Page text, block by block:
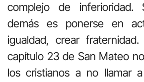
complejo de
demás es ponerse en
igualdad, crear
capítulo 23 de San Mateo
los cristianos a no llamar